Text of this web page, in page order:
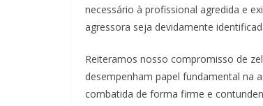
necessário à profissional agredida e
agressora seja devidamente
Reiteramos nosso compromisso de
desempenham papel fundamental na
combatida de forma firme e